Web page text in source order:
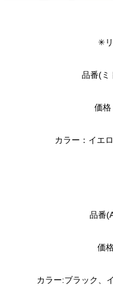
✳︎
品番(ミ
価格
カラー：イエ
品番
価
カラー:ブラック、